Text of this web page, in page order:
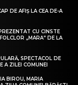
DE AFIȘ LA CEA DE-A
CU CINSTE
„MARA” DE LA
SPECTACOL DE
A ZILEI COMUNEI
BIROU, MARIA